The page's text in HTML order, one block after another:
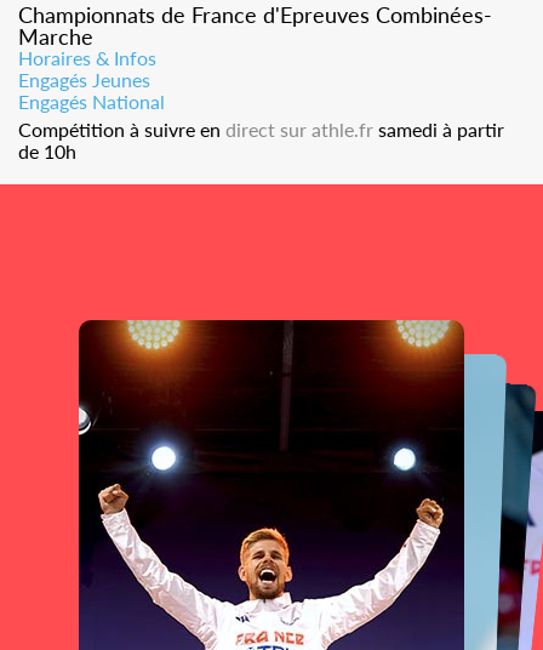
Championnats de France d'Epreuves Combinées-
Marche
Horaires & Infos
Engagés Jeunes
Engagés National
Compétition à suivre en direct sur athle.fr samedi à partir
de 10h